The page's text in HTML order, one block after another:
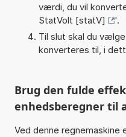
værdi, du vil
StatVolt [statV]
'.
Til slut skal du
konverteres til, i
Brug den fulde
enhedsberegner til
Ved denne